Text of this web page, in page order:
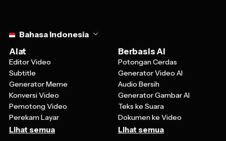
Editor Video
Subtitle
Generator Meme
Konversi Video
Pemotong Video
Perekam Layar
Lihat semua
Potongan Cerdas
Generator Video AI
Audio Bersih
Generator Gambar AI
Teks ke Suara
Dokumen ke Video
Lihat semua